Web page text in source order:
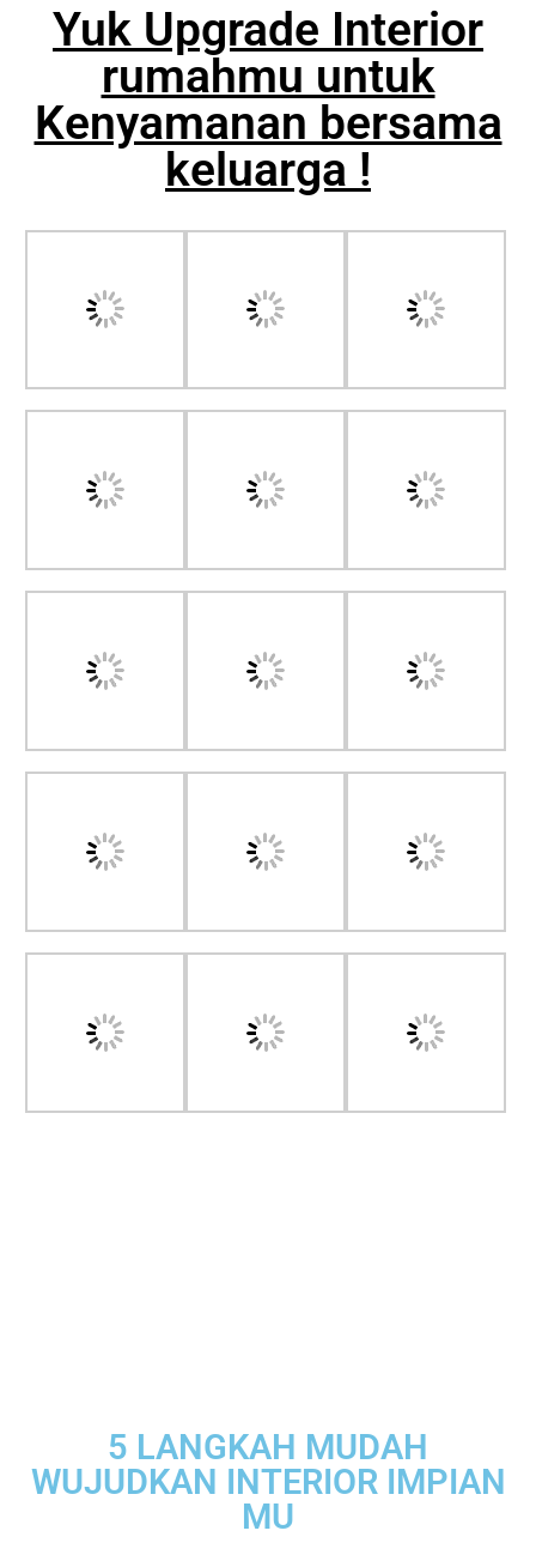
Yuk Upgrade Interior
rumahmu untuk
Kenyamanan bersama
keluarga !
5 LANGKAH MUDAH
WUJUDKAN INTERIOR IMPIAN
MU